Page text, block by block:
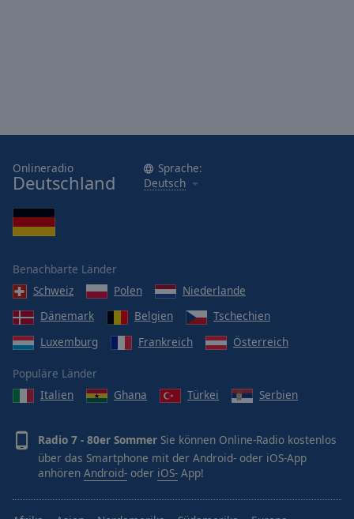
Onlineradio
Deutschland
Sprache:
Deutsch
Benachbarte Länder
Schweiz
Polen
Niederlande
Dänemark
Belgien
Tschechien
Luxemburg
Frankreich Österreich
Populäre Länder
Italien
Ghana Türkei Serbien
Radio 7 - 80er Sommer Sie können Online-Radio kostenlos
über das Smartphone mit der Android- oder iOS-App
anhören Android- oder iOS- App!